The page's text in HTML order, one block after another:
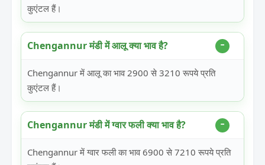
कुएंटल हैं।
Chengannur मंडी में आलू क्या भाव है?
Chengannur में आलू का भाव 2900 से 3210 रूपये प्रति
कुएंटल हैं।
Chengannur मंडी में ग्वार फली क्या भाव है?
Chengannur में ग्वार फली का भाव 6900 से 7210 रूपये प्रति